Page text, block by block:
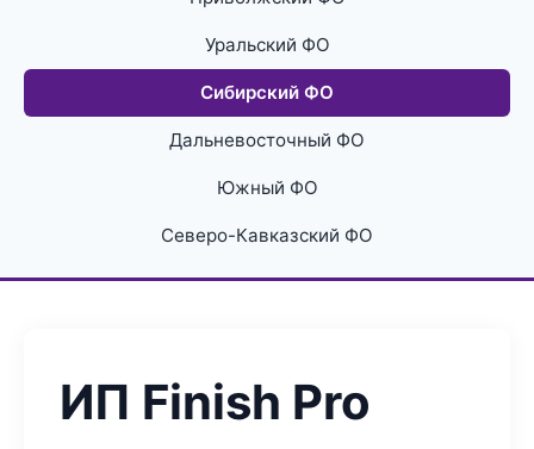
Уральский ФО
Сибирский ФО
Дальневосточный ФО
Южный ФО
Северо-Кавказский ФО
ИП Finish Pro